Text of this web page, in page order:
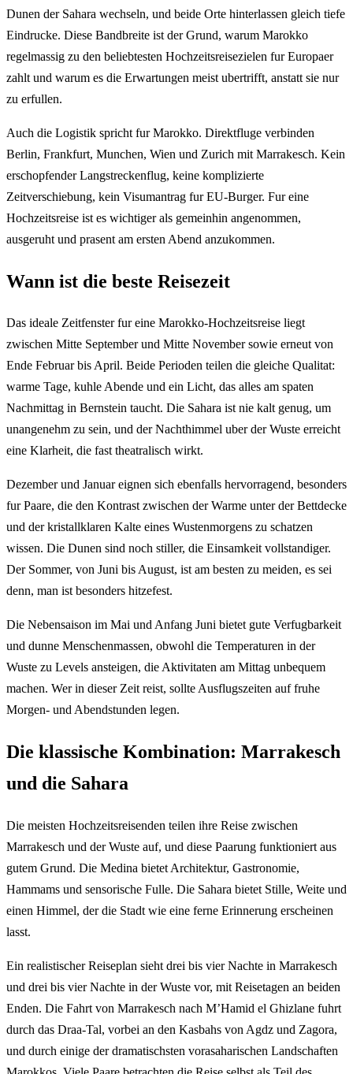
Dunen der Sahara wechseln, und beide Orte hinterlassen gleich tiefe
Eindrucke. Diese Bandbreite ist der Grund, warum Marokko
regelmassig zu den beliebtesten Hochzeitsreisezielen fur Europaer
zahlt und warum es die Erwartungen meist ubertrifft, anstatt sie nur
zu erfullen.
Auch die Logistik spricht fur Marokko. Direktfluge verbinden
Berlin, Frankfurt, Munchen, Wien und Zurich mit Marrakesch. Kein
erschopfender Langstreckenflug, keine komplizierte
Zeitverschiebung, kein Visumantrag fur EU-Burger. Fur eine
Hochzeitsreise ist es wichtiger als gemeinhin angenommen,
ausgeruht und prasent am ersten Abend anzukommen.
Wann ist die beste Reisezeit
Das ideale Zeitfenster fur eine Marokko-Hochzeitsreise liegt
zwischen Mitte September und Mitte November sowie erneut von
Ende Februar bis April. Beide Perioden teilen die gleiche Qualitat:
warme Tage, kuhle Abende und ein Licht, das alles am spaten
Nachmittag in Bernstein taucht. Die Sahara ist nie kalt genug, um
unangenehm zu sein, und der Nachthimmel uber der Wuste erreicht
eine Klarheit, die fast theatralisch wirkt.
Dezember und Januar eignen sich ebenfalls hervorragend, besonders
fur Paare, die den Kontrast zwischen der Warme unter der Bettdecke
und der kristallklaren Kalte eines Wustenmorgens zu schatzen
wissen. Die Dunen sind noch stiller, die Einsamkeit vollstandiger.
Der Sommer, von Juni bis August, ist am besten zu meiden, es sei
denn, man ist besonders hitzefest.
Die Nebensaison im Mai und Anfang Juni bietet gute Verfugbarkeit
und dunne Menschenmassen, obwohl die Temperaturen in der
Wuste zu Levels ansteigen, die Aktivitaten am Mittag unbequem
machen. Wer in dieser Zeit reist, sollte Ausflugszeiten auf fruhe
Morgen- und Abendstunden legen.
Die klassische Kombination: Marrakesch
und die Sahara
Die meisten Hochzeitsreisenden teilen ihre Reise zwischen
Marrakesch und der Wuste auf, und diese Paarung funktioniert aus
gutem Grund. Die Medina bietet Architektur, Gastronomie,
Hammams und sensorische Fulle. Die Sahara bietet Stille, Weite und
einen Himmel, der die Stadt wie eine ferne Erinnerung erscheinen
lasst.
Ein realistischer Reiseplan sieht drei bis vier Nachte in Marrakesch
und drei bis vier Nachte in der Wuste vor, mit Reisetagen an beiden
Enden. Die Fahrt von Marrakesch nach M’Hamid el Ghizlane fuhrt
durch das Draa-Tal, vorbei an den Kasbahs von Agdz und Zagora,
und durch einige der dramatischsten vorasaharischen Landschaften